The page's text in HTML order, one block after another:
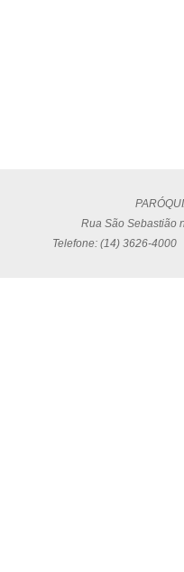
Rua São Sebastião
Telefone: (14) 3626-